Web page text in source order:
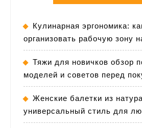
Кулинарная эргономика:
организовать рабочую зону
Тяжи для новичков обзор
моделей и советов перед
Женские балетки из
универсальный стиль для